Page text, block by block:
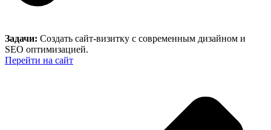
Задачи: Создать сайт-визитку с современным дизайном и
SEO оптимизацией.
Перейти на сайт